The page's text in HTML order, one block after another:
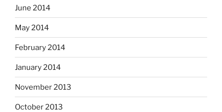
June 2014
May 2014
February 2014
January 2014
November 2013
October 2013